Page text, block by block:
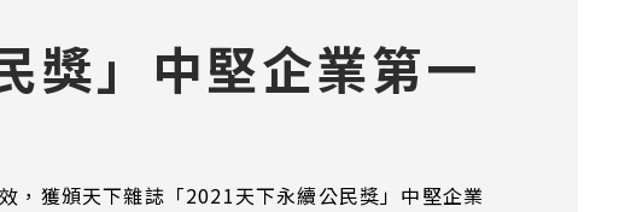
獎」中堅企業第一
，獲頒天下雜誌「2021天下永續公民獎」中堅企業